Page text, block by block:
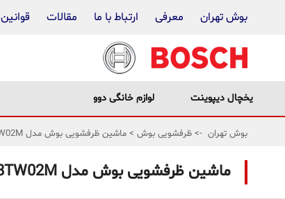
بوش تهران معرفی ارتباط با ما مقالات قوانین
یخچال دیپوینت لوازم خانگی دوو
بوش تهران -> ظرفشویی بوش > ماشین ظرفشویی بوش مدل SMS88TW02M
ماشین ظرفشویی بوش مدل SMS88TW02M